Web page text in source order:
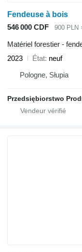
Fendeuse à bois
546 000 CDF
900 PLN
Matériel forestier -
2023
État neuf
Pologne, Słupia